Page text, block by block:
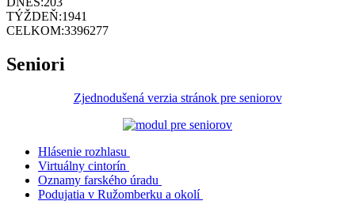
TÝŽDEŇ:1941
CELKOM:3396277
Seniori
Zjednodušená verzia stránok pre seniorov
Hlásenie rozhlasu
Virtuálny cintorín
Oznamy farského úradu
Podujatia v Ružomberku a okolí